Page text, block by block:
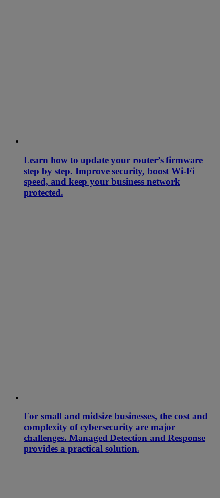
Learn how to update your router’s firmware
step by step. Improve security, boost Wi-Fi
speed, and keep your business network
protected.
For small and midsize businesses, the cost and
complexity of cybersecurity are major
challenges. Managed Detection and Response
provides a practical solution.